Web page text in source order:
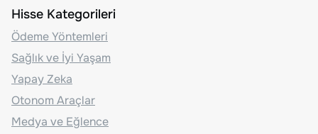
Hisse Kategorileri
Ödeme Yöntemleri
Sağlık ve İyi Yaşam
Yapay Zeka
Otonom Araçlar
Medya ve Eğlence